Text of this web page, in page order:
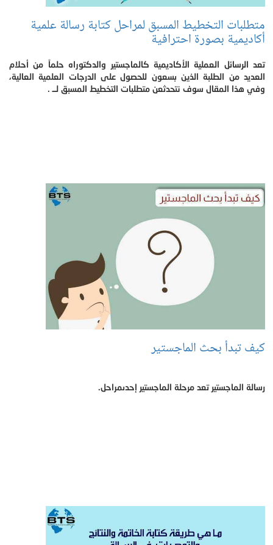
متطلبات التخطيط المسبق لمراحل كتابة رسالة علمية
أكاديمية بصورة احترافية
تعد الرسائل العملية الأكاديمية كالماجستير والدكتوراه حلماً من أحلام
العديد من الطلبة الذين بسعون للحصول على الدرجات العلمية العالية،
وفي هذا المقال سوف نتحدثعن متطلبات التخطيط المسبق لــ .
كيف تبدأ بحث الماجستير
رسالة الماجستير تعد مرحلة الماجستير إحدىمراحل.